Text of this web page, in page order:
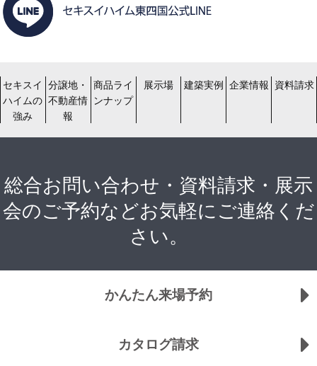
セキスイ
ハイムの
強み
分譲地・
不動産情
報
商品ライ
ンナップ
展示場 建築実例 企業情報 資料請求
総合お問い合わせ・資料請求・展示
会のご予約などお気軽にご連絡くだ
さい。
かんたん来場予約
カタログ請求